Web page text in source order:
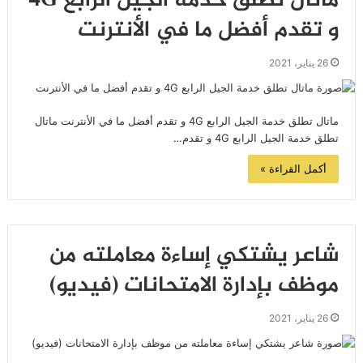
و تقدم أفضل ما في الأنترنت
26 يناير، 2021
ماتال تطلق خدمة الجيل الرابع 4G و تقدم أفضل ما في الأنترنت ماتال
تطلق خدمة الجيل الرابع 4G و تقدم…
أكمل القراءة »
شاعر يشتكي إساءة معاملته من
موظف بإدارة الامتحانات (فيديو)
26 يناير، 2021